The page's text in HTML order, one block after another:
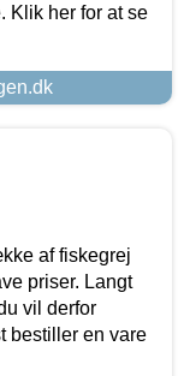
Klik her for at se
af fiskegrej
priser. Langt
vil derfor
bestiller en vare